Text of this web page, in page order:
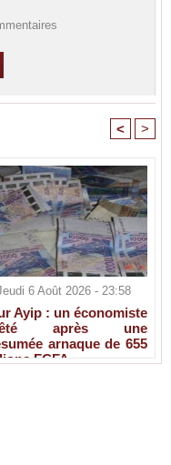
< >
6 Août 2026 - 23:58
Ayip : un économiste
après une
arnaque de 655
FCFA